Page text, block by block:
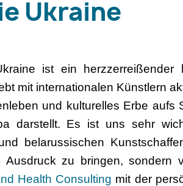
Ukraine
ist ein herzzerreißender
mit internationalen Künstlern
und kulturelles Erbe aufs
darstellt. Es ist uns sehr
belarussischen
zu bringen, sondern
Health Consulting mit der